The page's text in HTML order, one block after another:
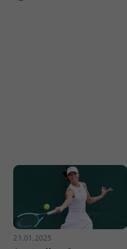
21.01.2025